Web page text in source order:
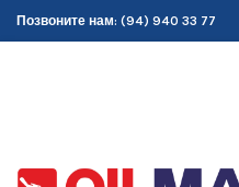
Позвоните нам: (94) 940 33 77